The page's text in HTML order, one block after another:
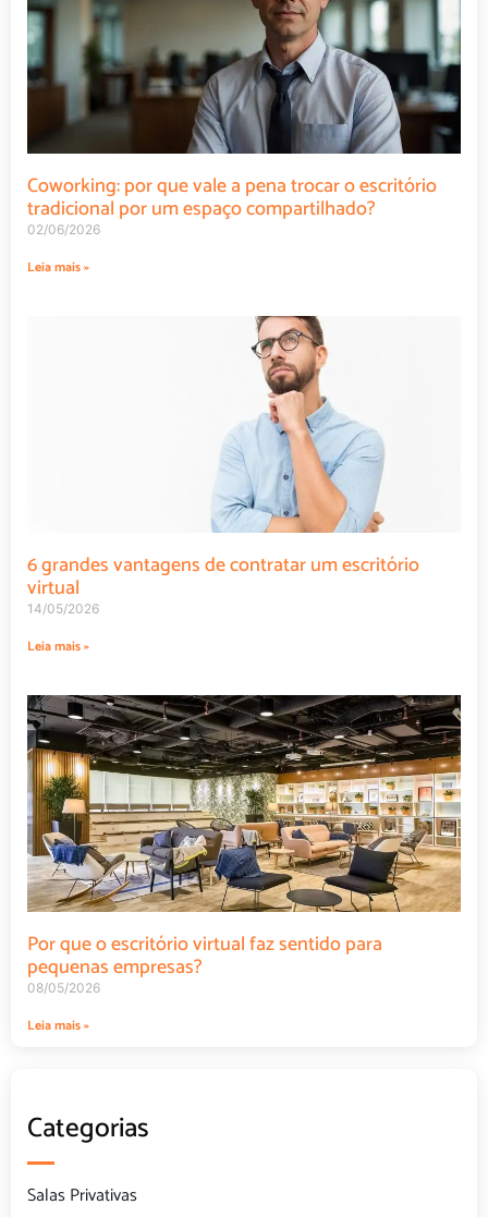
Coworking: por que vale a pena trocar o escritório
tradicional por um espaço compartilhado?
02/06/2026
Leia mais »
6 grandes vantagens de contratar um escritório
virtual
14/05/2026
Leia mais »
Por que o escritório virtual faz sentido para
pequenas empresas?
08/05/2026
Leia mais »
Categorias
Salas Privativas